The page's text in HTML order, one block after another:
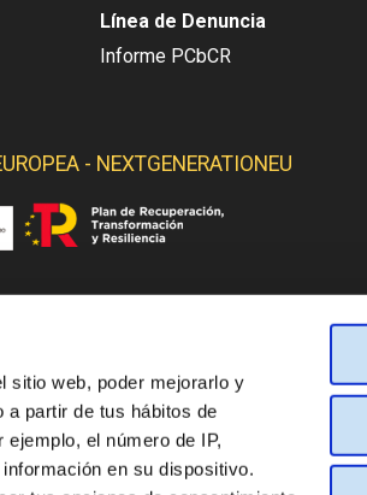
sitio web, poder mejorarlo y
a partir de tus hábitos de
el número de IP,
en su dispositivo.
Línea de Denuncia
Informe PCbCR
- NEXTGENERATIONEU
SIGUIENTES ORGANISMOS: